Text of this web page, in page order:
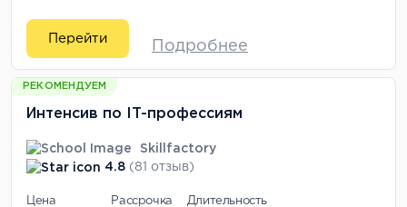
Перейти
Подробнее
РЕКОМЕНДУЕМ
Интенсив по IT-профессиям
Skillfactory
4.8 (81 отзыв)
Цена Рассрочка Длительность